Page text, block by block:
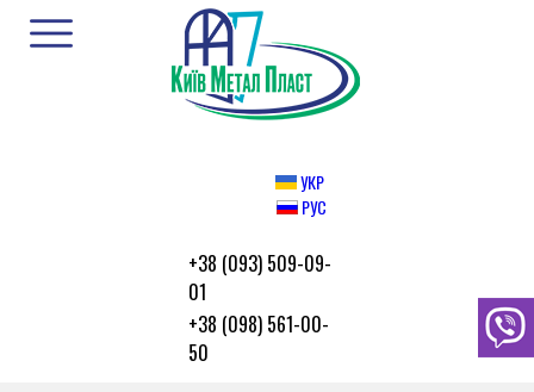
УКР
РУС
+38 (093) 509-09-
01
+38 (098) 561-00-
50